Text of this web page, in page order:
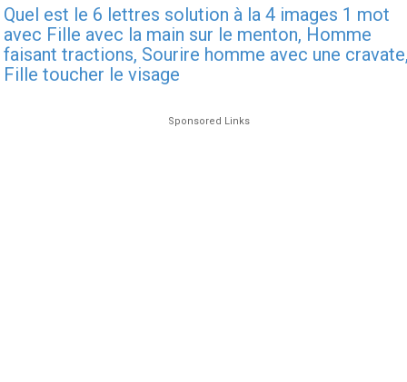
Quel est le 6 lettres solution à la 4 images 1 mot
avec Fille avec la main sur le menton, Homme
faisant tractions, Sourire homme avec une
Fille toucher le visage
Sponsored Links